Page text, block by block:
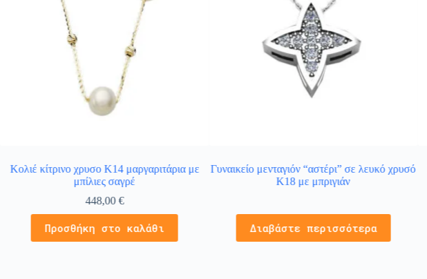
Κολιέ κίτρινο χρυσο Κ14 μαργαριτάρια με
μπίλιες σαγρέ
448,00€
Προσθήκη στο καλάθι
Γυναικείο μενταγιόν “αστέρι” σε λευκό χρυσό
Κ18 με μπριγιάν
Διαβάστε περισσότερα